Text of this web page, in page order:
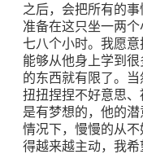
之后，会把所有的
准备在这只坐一两
七八个小时。我愿
能够从他身上学到
的东西就有限了。
扭扭捏捏不好意思
是有梦想的，他的
情况下，慢慢的从
得越来越主动，我希